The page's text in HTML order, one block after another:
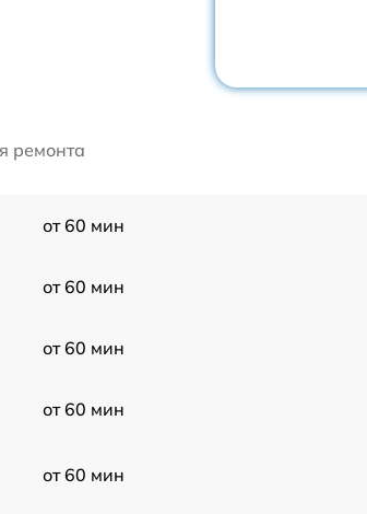
ремонта
от 60 мин
от 60 мин
от 60 мин
от 60 мин
от 60 мин